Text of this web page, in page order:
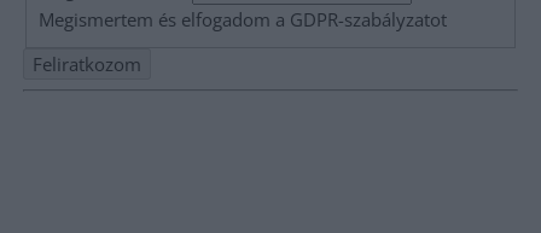
Megismertem és elfogadom a GDPR-szabályzatot